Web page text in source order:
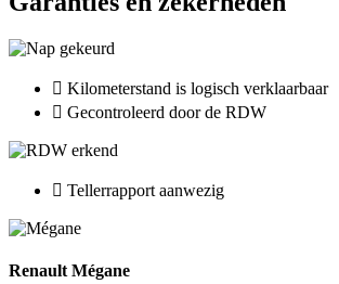
Kilometerstand is logisch verklaarbaar
Gecontroleerd door de RDW
Tellerrapport aanwezig
Renault Mégane